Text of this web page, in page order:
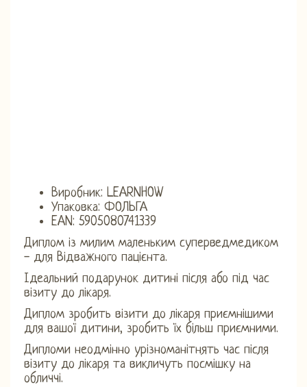
Виробник: LEARNHOW
Упаковка: ФОЛЬГА
EAN: 5905080741339
Диплом із милим маленьким суперведмедиком
- для Відважного пацієнта.
Ідеальний подарунок дитині після або під час
візиту до лікаря.
Диплом зробить візити до лікаря приємнішими
для вашої дитини, зробить їх більш приємними.
Дипломи неодмінно урізноманітнять час після
візиту до лікаря та викличуть посмішку на
обличчі.